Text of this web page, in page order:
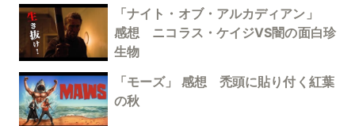
「ナイト・オブ・アルカディアン」
感想 ニコラス・ケイジVS闇の面白珍
生物
「モーズ」 感想 禿頭に貼り付く紅葉
の秋